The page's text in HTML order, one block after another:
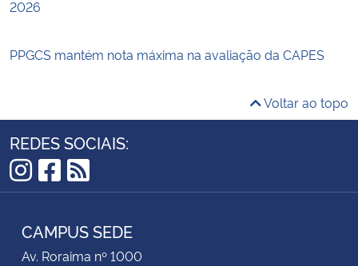
2026
PPGCS mantém nota máxima na avaliação da CAPES
Voltar ao topo
REDES SOCIAIS:
Instagram
Facebook
RSS
CAMPUS SEDE
Av. Roraima nº 1000